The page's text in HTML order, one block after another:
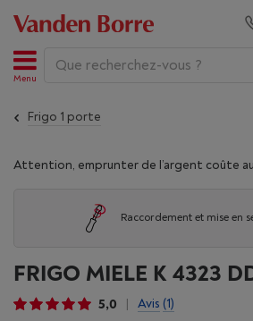
Menu
Frigo 1 porte
Attention, emprunter de l’argent coûte
Raccordement et mise en
FRIGO MIELE K 4323
5,0 Avis (1)